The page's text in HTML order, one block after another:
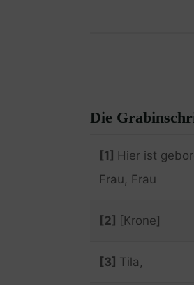
Die
[1] Hier ist
Frau, Frau
[2] [Krone]
[3] Tila,